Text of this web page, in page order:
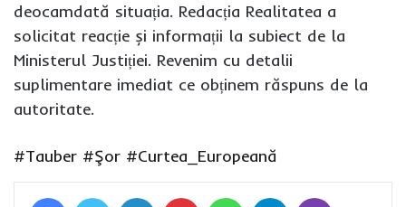
deocamdată situația. Redacția Realitatea a
solicitat reacție și informații la subiect de la
Ministerul Justiției. Revenim cu detalii
suplimentare imediat ce obținem răspuns de la
autoritate.
#Tauber #Şor #Curtea_Europeană
FacebookTwitter LinkedIn Pinterest WhatsAppTelegram